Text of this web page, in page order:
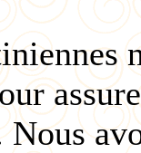
Nous